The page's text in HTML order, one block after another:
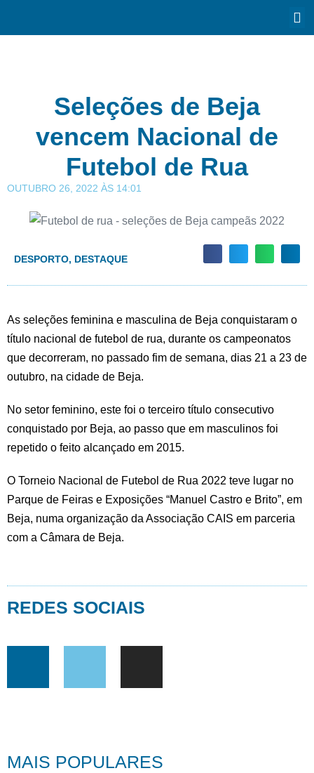
Seleções de Beja
vencem Nacional de
Futebol de Rua
OUTUBRO 26, 2022 ÀS 14:01
DESPORTO, DESTAQUE
As seleções feminina e masculina de Beja conquistaram o
título nacional de futebol de rua, durante os campeonatos
que decorreram, no passado fim de semana, dias 21 a 23 de
outubro, na cidade de Beja.
No setor feminino, este foi o terceiro título consecutivo
conquistado por Beja, ao passo que em masculinos foi
repetido o feito alcançado em 2015.
O Torneio Nacional de Futebol de Rua 2022 teve lugar no
Parque de Feiras e Exposições “Manuel Castro e Brito”, em
Beja, numa organização da Associação CAIS em parceria
com a Câmara de Beja.
REDES SOCIAIS
MAIS POPULARES